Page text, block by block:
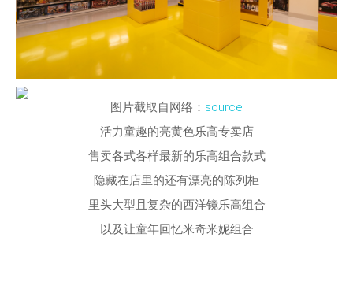
图片截取自网络： source
活力童趣的亮黄色乐高专卖店
售卖各式各样最新的乐高组合款式
隐藏在店里的还有漂亮的陈列柜
里头大型且复杂的西洋镜乐高组合
以及让童年回忆米奇米妮组合